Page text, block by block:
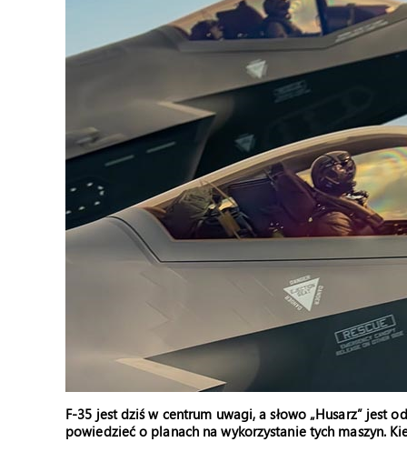
F-35 jest dziś w centrum uwagi, a słowo „Husarz” jest
powiedzieć o planach na wykorzystanie tych maszyn.